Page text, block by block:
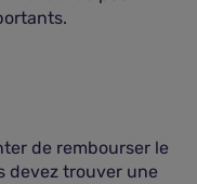
de rembourser le
devez trouver une